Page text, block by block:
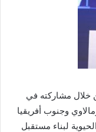
خلال مشاركته في
وجنوب أفريقيا
الحيوية لبناء مستقبل